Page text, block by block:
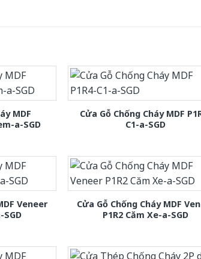
MDF
a-SGD
Cửa Gỗ Chống Cháy MDF
C1-a-SGD
Veneer
SGD
Cửa Gỗ Chống Cháy MDF
P1R2 Căm Xe-a-SGD